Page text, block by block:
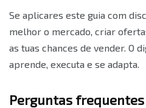
Se aplicares este guia com
melhor o mercado, criar
as tuas chances de vender. O
aprende, executa e se adapta.
Perguntas